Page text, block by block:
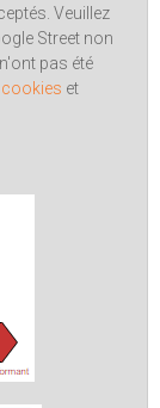
Veuillez
Street non
pas été
et